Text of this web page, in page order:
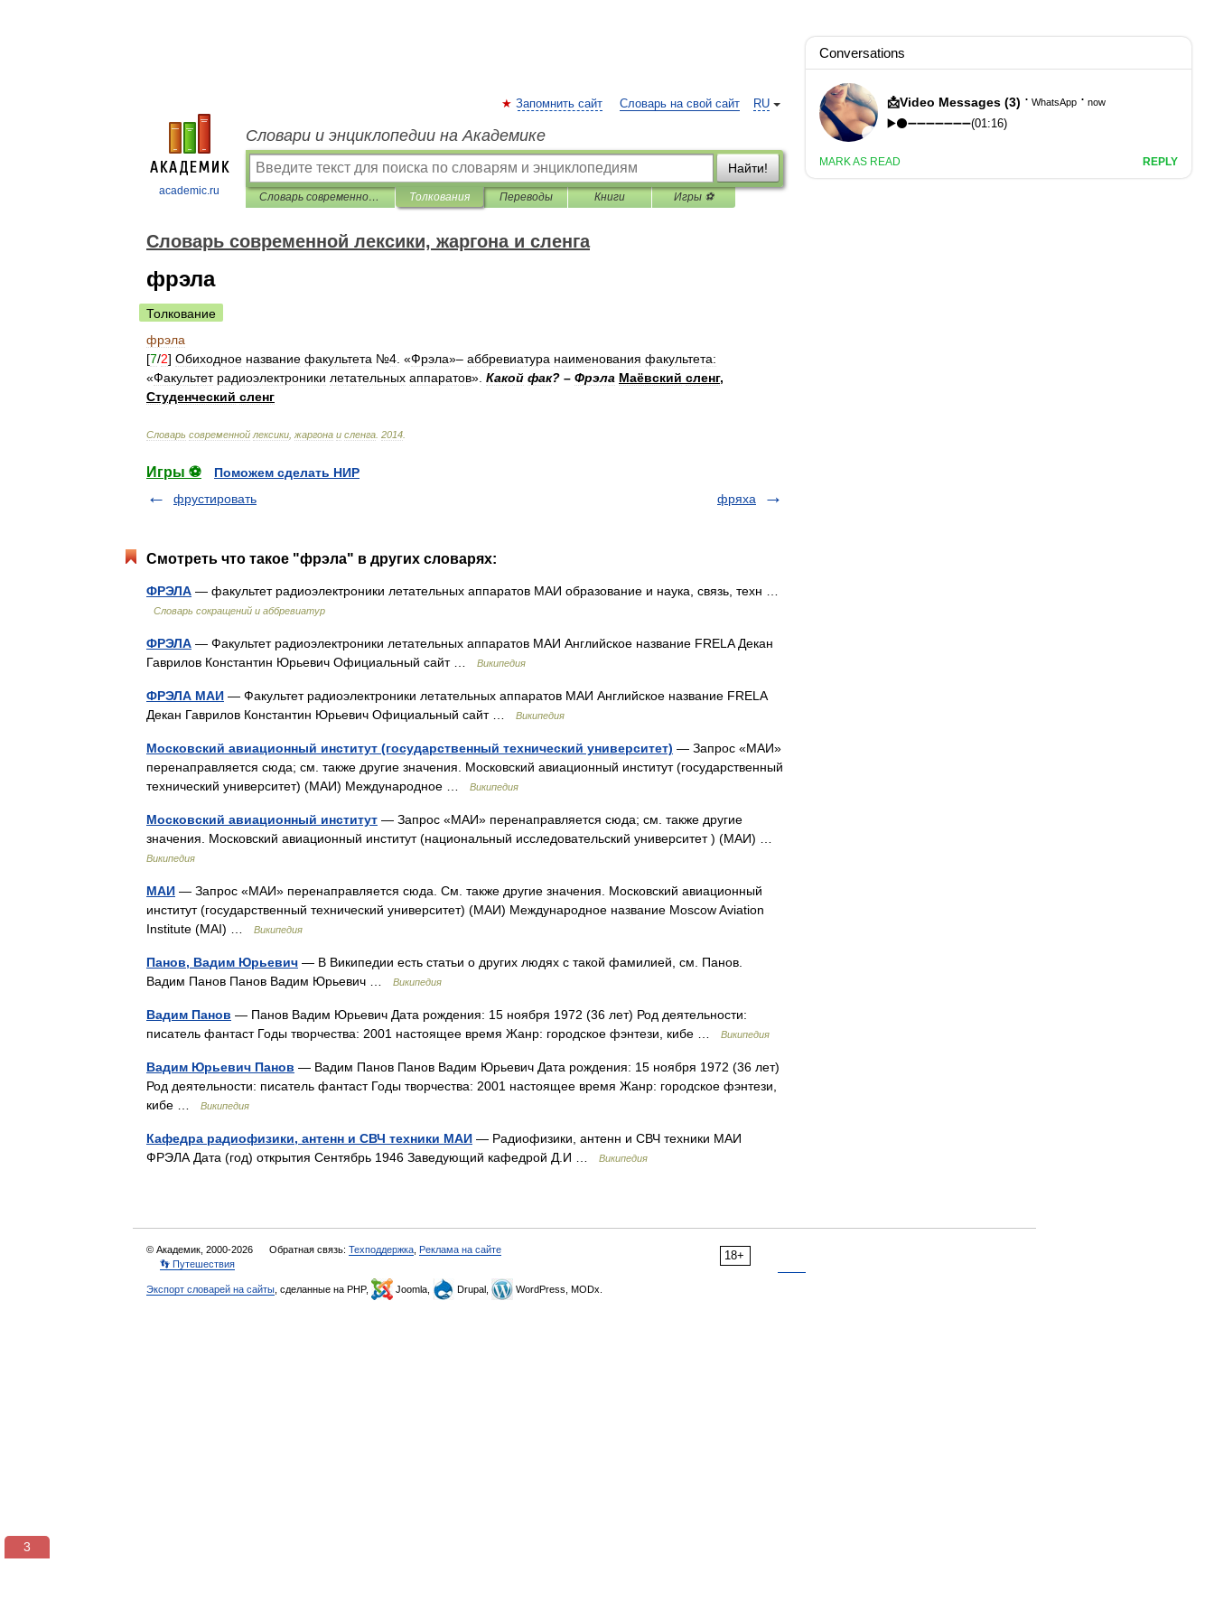
academic.ru
RU
Запомнить сайт Словарь на свой сайт
Словари и энциклопедии на Академике
Найти!
Cловарь современной лексики, жаргона и сленга Толкования Переводы Книги Игры ⚽
Cловарь современной лексики, жаргона и сленга
фрэла
Толкование
фрэла
[7/2] Обиходное название факультета №4 . «Фрэла»– аббревиатура наименования факультета:
«Факультет радиоэлектроники летательных аппаратов». Какой фак? – Фрэла Маёвский сленг,
Студенческий сленг
Cловарь современной лексики жаргона и сленга 2014
Игры ⚽
Поможем сделать НИР
фрустировать
фряха
Смотреть что такое "фрэла" в других словарях:
ФРЭЛА — факультет радиоэлектроники летательных аппаратов МАИ образование и наука, связь, техн …
Словарь сокращений и аббревиатур
ФРЭЛА — Факультет радиоэлектроники летательных аппаратов МАИ Английское название FRELA Декан
Гаврилов Константин Юрьевич Официальный сайт …
Википедия
ФРЭЛА МАИ — Факультет радиоэлектроники летательных аппаратов МАИ Английское название FRELA
Декан Гаврилов Константин Юрьевич Официальный сайт …
Википедия
Московский авиационный институт (государственный технический университет) — Запрос «МАИ»
перенаправляется сюда; см. также другие значения. Московский авиационный институт (государственный
технический университет) (МАИ) Международное …
Википедия
Московский авиационный институт — Запрос «МАИ» перенаправляется сюда; см. также другие
значения. Московский авиационный институт (национальный исследовательский университет ) (МАИ) …
Википедия
МАИ — Запрос «МАИ» перенаправляется сюда. Cм. также другие значения. Московский авиационный
институт (государственный технический университет) (МАИ) Международное название Moscow Aviation
Institute (MAI) …
Википедия
Панов, Вадим Юрьевич — В Википедии есть статьи о других людях с такой фамилией, см. Панов.
Вадим Панов Панов Вадим Юрьевич …
Википедия
Вадим Панов — Панов Вадим Юрьевич Дата рождения: 15 ноября 1972 (36 лет) Род деятельности:
писатель фантаст Годы творчества: 2001 настоящее время Жанр: городское фэнтези, кибе …
Википедия
Вадим Юрьевич Панов — Вадим Панов Панов Вадим Юрьевич Дата рождения: 15 ноября 1972 (36 лет)
Род деятельности: писатель фантаст Годы творчества: 2001 настоящее время Жанр: городское фэнтези,
кибе …
Википедия
Кафедра радиофизики, антенн и СВЧ техники МАИ — Радиофизики, антенн и СВЧ техники МАИ
ФРЭЛА Дата (год) открытия Сентябрь 1946 Заведующий кафедрой Д.И …
Википедия
18+
© Академик, 2000-2026 Обратная связь: Техподдержка Реклама на сайте
👣 Путешествия
Экспорт словарей на сайты , сделанные на PHP, Joomla, Drupal, WordPress, MODx.
3